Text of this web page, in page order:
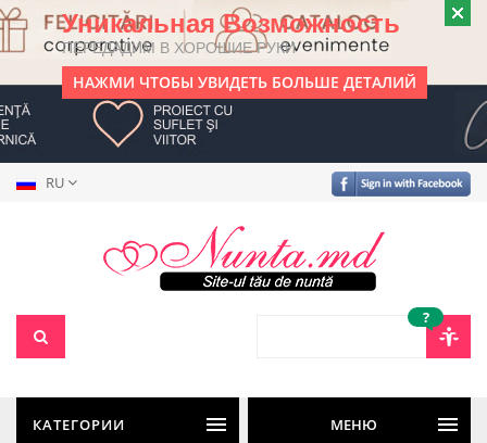
Уникальная Возможность
ПЕРЕДАДИМ В ХОРОШИЕ РУКИ
НАЖМИ ЧТОБЫ УВИДЕТЬ БОЛЬШЕ ДЕТАЛИЙ
RU
?
КАТЕГОРИИ МЕНЮ